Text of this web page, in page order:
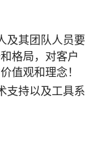
及其团队人员要
格局，对客户
值观和理念！
支持以及工具系